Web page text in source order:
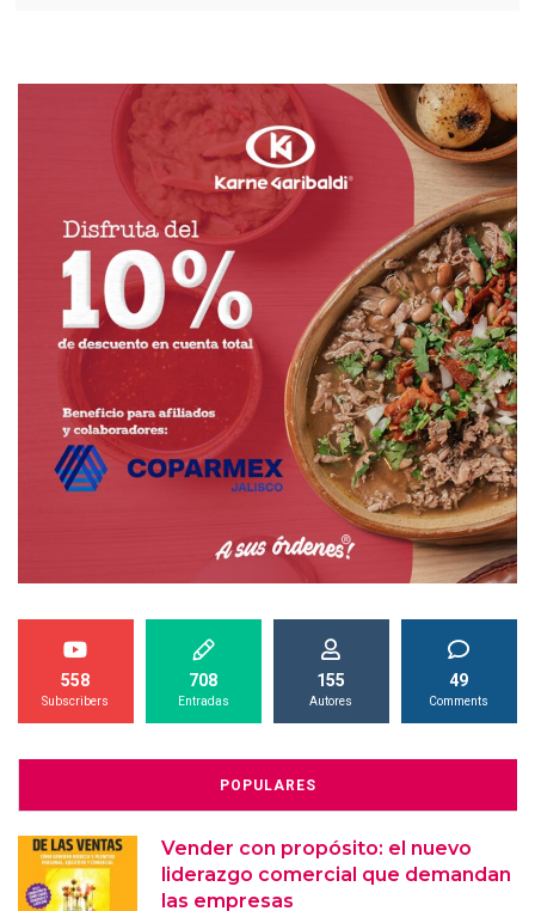
558
Subscribers
708
Entradas
155
Autores
49
Comments
POPULARES
Vender con propósito: el nuevo
liderazgo comercial que demandan
las empresas